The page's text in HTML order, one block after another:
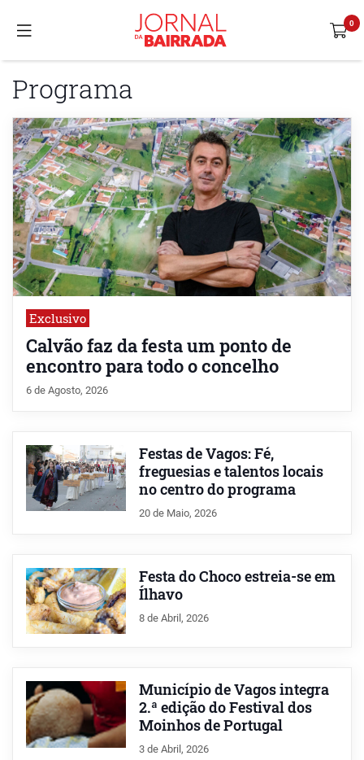
Programa
Exclusivo
Calvão faz da festa um ponto de
encontro para todo o concelho
6 de Agosto, 2026
Festas de Vagos: Fé,
freguesias e talentos locais
no centro do programa
20 de Maio, 2026
Festa do Choco estreia-se em
Ílhavo
8 de Abril, 2026
Município de Vagos integra
2.ª edição do Festival dos
Moinhos de Portugal
3 de Abril, 2026